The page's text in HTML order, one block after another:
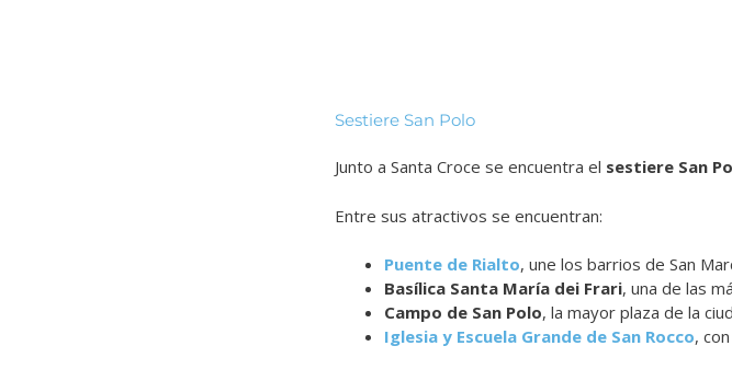
Sestiere San Polo
Junto a Santa Croce se encuentra el sestiere San
Entre sus atractivos se encuentran:
Puente de Rialto, une los barrios de San
Basílica Santa María dei Frari, una de las
Campo de San Polo, la mayor plaza de la
Iglesia y Escuela Grande de San Rocco,